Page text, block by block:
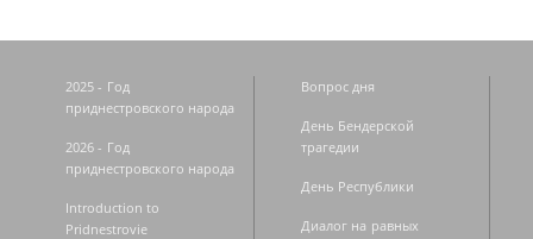
2025 - Год
приднестровского народа
2026 - Год
приднестровского народа
Introduction to
Pridnestrovie
Вопрос дня
День Бендерской
трагедии
День Республики
Диалог на равных